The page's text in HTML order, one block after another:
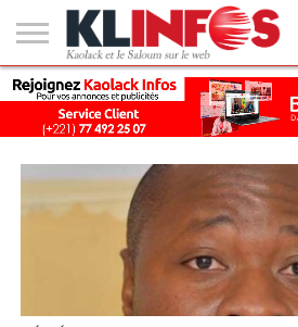
#2
(PAS
DE
TITRE)
KAOLACK
POLITIQUE
ECONOMIE
SOCIÉTÉ
CULTURE
PEOPLE
SPORT
SANTÉ
AFRIQUE
INTERNATIONAL
EMPLOI &
FORMATION